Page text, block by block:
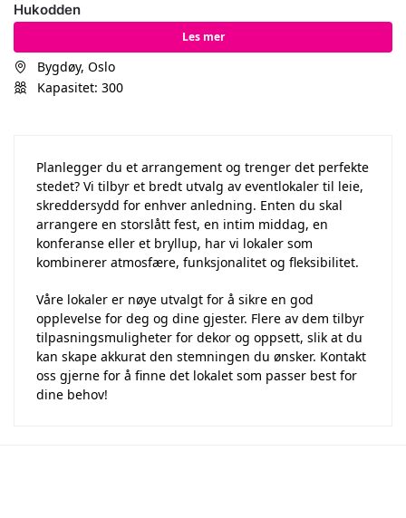
Hukodden
Les mer
Bygdøy, Oslo
Kapasitet: 300
Planlegger du et arrangement og trenger det perfekte
stedet? Vi tilbyr et bredt utvalg av eventlokaler til leie,
skreddersydd for enhver anledning. Enten du skal
arrangere en storslått fest, en intim middag, en
konferanse eller et bryllup, har vi lokaler som
kombinerer atmosfære, funksjonalitet og fleksibilitet.
Våre lokaler er nøye utvalgt for å sikre en god
opplevelse for deg og dine gjester. Flere av dem tilbyr
tilpasningsmuligheter for dekor og oppsett, slik at du
kan skape akkurat den stemningen du ønsker. Kontakt
oss gjerne for å finne det lokalet som passer best for
dine behov!